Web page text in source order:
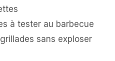
à tester au barbecue
sans exploser